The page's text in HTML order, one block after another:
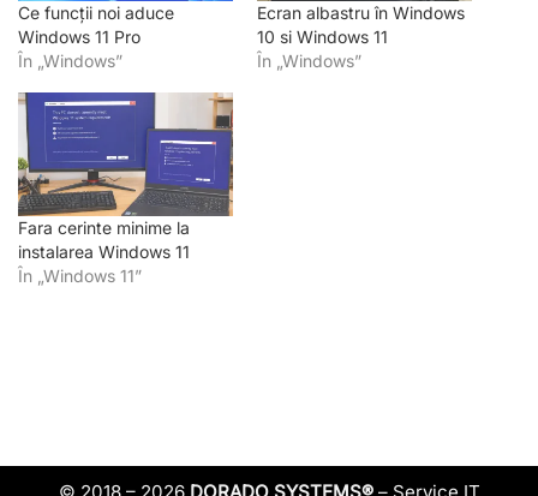
Ce funcții noi aduce
Windows 11 Pro
În „Windows”
Ecran albastru în Windows
10 si Windows 11
În „Windows”
Fara cerinte minime la
instalarea Windows 11
În „Windows 11”